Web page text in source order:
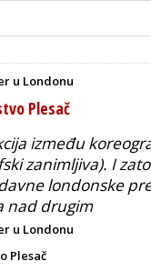
u Londonu
Plesač
između
zanimljiva). I
londonske
nad drugim
u Londonu
Plesač